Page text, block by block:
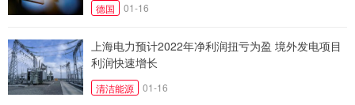
德国 01-16
上海电力预计2022年净利润扭亏为盈 境外发电项目
利润快速增长
清洁能源 01-16